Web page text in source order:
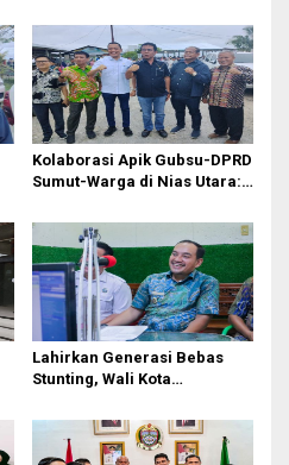
Kolaborasi Apik Gubsu-DPRD
Sumut-Warga di Nias Utara:
Akhirnya Diperbaiki
Lahirkan Generasi Bebas
Stunting, Wali Kota
Optimalisasi SP3 Catin